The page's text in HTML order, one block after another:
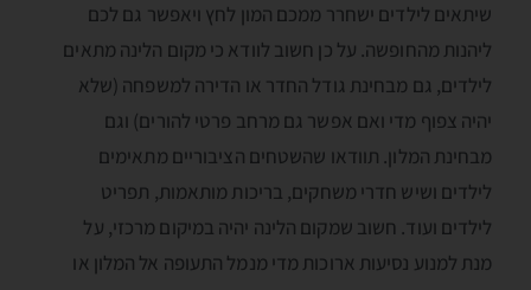
שיתאים לילדים ישחרר ממכם המון לחץ ויאפשר גם לכם
ליהנות מהחופשה. על כן חשוב לוודא כי מקום הלינה מתאים
לילדים, גם מבחינת גודל החדר או הדירה למשפחה (שלא
יהיה צפוף מדי ואם אפשר גם מרחב פרטי להורים) וגם
מבחינת המלון. תוודאו שהשטחים הציבוריים מתאימים
לילדים ושיש חדרי משחקים, בריכות מותאמות, תפריט
לילדים ועוד. חשוב שמקום הלינה יהיה במיקום מרכזי, על
מנת למנוע נסיעות ארוכות מדי מנמל התעופה אל המלון או